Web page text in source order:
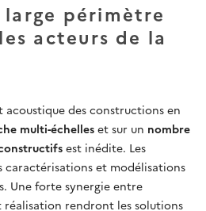
large périmètre
acteurs de la
acoustique des constructions en
multi-échelleset sur un nombre
est inédite. Les
caractérisations et modélisations
Une forte synergie entre
rendront les solutions